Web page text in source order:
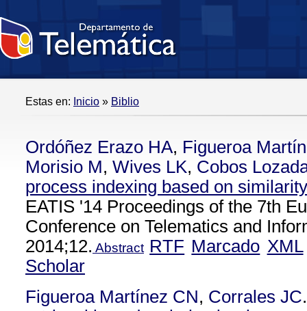
Estas en: Inicio » Biblio
Ordóñez Erazo HA, Figueroa
Morisio M, Wives LK, Cobos
process indexing based on
EATIS '14 Proceedings of the 7th
Conference on Telematics and
2014;12. Abstract RTF Marcado XML
Scholar
Figueroa Martínez CN, Corrales JC.